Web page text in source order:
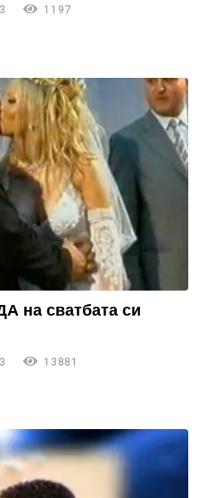
1197
на сватбата си
13881